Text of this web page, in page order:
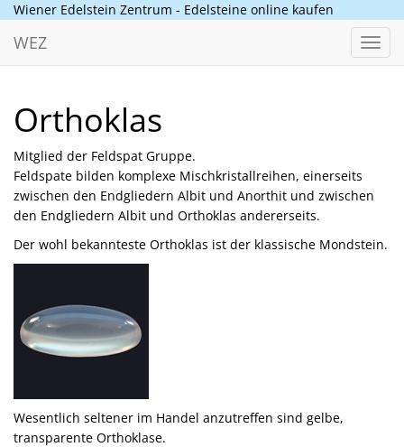
Wiener Edelstein Zentrum - Edelsteine online kaufen
WEZ
Orthoklas
Mitglied der Feldspat Gruppe.
Feldspate bilden komplexe Mischkristallreihen, einerseits
zwischen den Endgliedern Albit und Anorthit und zwischen
den Endgliedern Albit und Orthoklas andererseits.
Der wohl bekannteste Orthoklas ist der klassische Mondstein.
Wesentlich seltener im Handel anzutreffen sind gelbe,
transparente Orthoklase.